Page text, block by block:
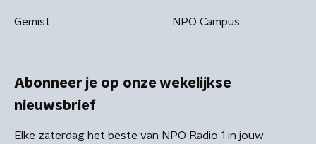
Gemist NPO Campus
Abonneer je op onze wekelijkse
nieuwsbrief
Elke zaterdag het beste van NPO Radio 1 in jouw